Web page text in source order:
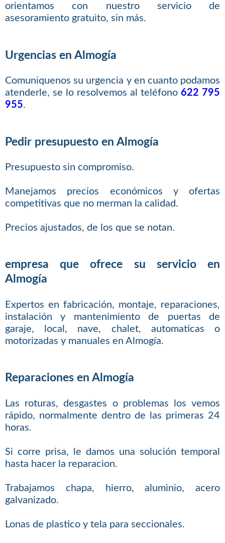
orientamos con nuestro servicio de
asesoramiento gratuito, sin más.
Urgencias en Almogía
Comuniquenos su urgencia y en cuanto podamos
atenderle, se lo resolvemos al teléfono622 795
955.
Pedir presupuesto en Almogía
Presupuesto sin compromiso.
Manejamos precios económicos y ofertas
competitivas que no merman la calidad.
Precios ajustados, de los que se notan.
empresa que ofrece su servicio en
Almogía
Expertos en fabricación, montaje, reparaciones,
instalación y mantenimiento de puertas de
garaje, local, nave, chalet, automaticas o
motorizadas y manuales en Almogía.
Reparaciones en Almogía
Las roturas, desgastes o problemas los vemos
rápido, normalmente dentro de las primeras 24
horas.
Si corre prisa, le damos una solución temporal
hasta hacer la reparacion.
Trabajamos chapa, hierro, aluminio, acero
galvanizado.
Lonas de plastico y tela para seccionales.